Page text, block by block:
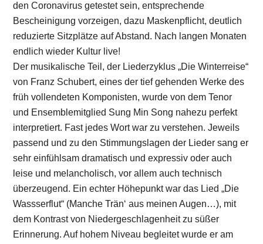
den Coronavirus getestet sein, entsprechende
Bescheinigung vorzeigen, dazu Maskenpflicht, deutlich
reduzierte Sitzplätze auf Abstand. Nach langen Monaten
endlich wieder Kultur live!
Der musikalische Teil, der Liederzyklus „Die Winterreise“
von Franz Schubert, eines der tief gehenden Werke des
früh vollendeten Komponisten, wurde von dem Tenor
und Ensemblemitglied Sung Min Song nahezu perfekt
interpretiert. Fast jedes Wort war zu verstehen. Jeweils
passend und zu den Stimmungslagen der Lieder sang er
sehr einfühlsam dramatisch und expressiv oder auch
leise und melancholisch, vor allem auch technisch
überzeugend. Ein echter Höhepunkt war das Lied „Die
Wassserflut“ (Manche Trän‘ aus meinen Augen…), mit
dem Kontrast von Niedergeschlagenheit zu süßer
Erinnerung. Auf hohem Niveau begleitet wurde er am